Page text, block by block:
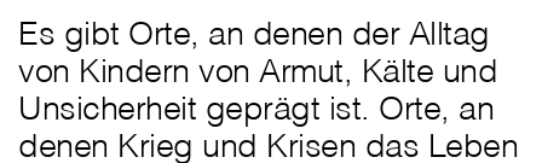
Es gibt Orte, an denen der Alltag
von Kindern von Armut, Kälte und
Unsicherheit geprägt ist. Orte, an
denen Krieg und Krisen das Leben